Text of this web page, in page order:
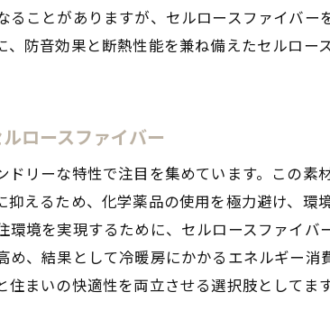
地元資源の活用と地域社会への貢献
環境意識を高める材料選びの重要性
住まいの快適性が向上する理由
施工のしやすさとリフォームの相性
地域での採用事例とその成果
長期間安定した断熱性能の実現
住環境改善におけるセルロースファ
ことがありますが、セルロースファイバ
防音効果と断熱性能を兼ね備えたセルロ
ロースファイバー
リーな特性で注目を集めています。この
えるため、化学薬品の使用を極力避け、環
境を実現するために、セルロースファイ
、結果として冷暖房にかかるエネルギー
まいの快適性を両立させる選択肢としてま